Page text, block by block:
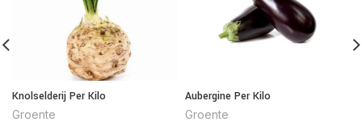
Knolselderij Per Kilo
Groente
Aubergine Per Kilo
Groente